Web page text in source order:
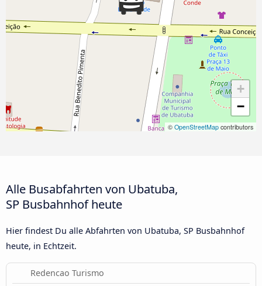
+
−
© OpenStreetMap contributors
Alle Busabfahrten von Ubatuba,
SP Busbahnhof heute
Hier findest Du alle Abfahrten von Ubatuba, SP Busbahnhof
heute, in Echtzeit.
Redencao Turismo